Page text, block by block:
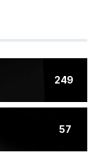
249
57